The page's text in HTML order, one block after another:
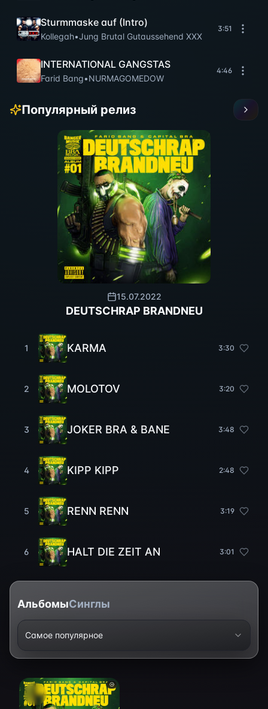
Sturmmaske auf (Intro)
Kollegah•Jung Brutal Gutaussehend XXX
3:51
INTERNATIONAL GANGSTAS
Farid Bang•NURMAGOMEDOW
4:46
Популярный релиз
15.07.2022
DEUTSCHRAP BRANDNEU
1 KARMA 3:30
2 MOLOTOV 3:20
3 JOKER BRA & BANE 3:48
4 KIPP KIPP 2:48
5 RENN RENN 3:19
6 HALT DIE ZEIT AN 3:01
АльбомыСинглы
Самое популярное